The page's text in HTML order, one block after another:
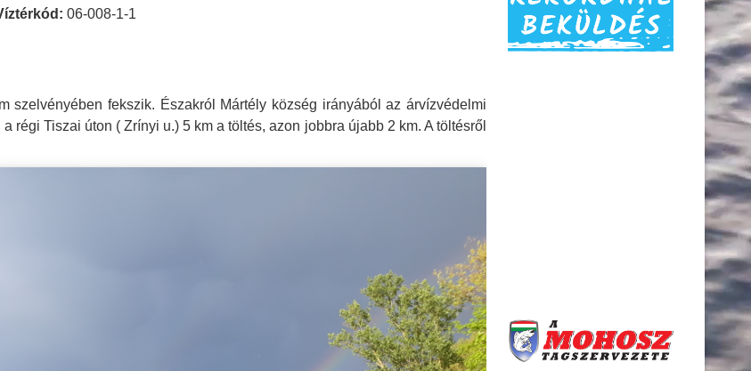
06-008-1-1
szelvényében fekszik. Északról Mártély község irányából az árvízvédelmi
Tiszai úton ( Zrínyi u.) 5 km a töltés, azon jobbra újabb 2 km. A töltésről